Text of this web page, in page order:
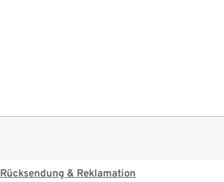
Rücksendung & Reklamation